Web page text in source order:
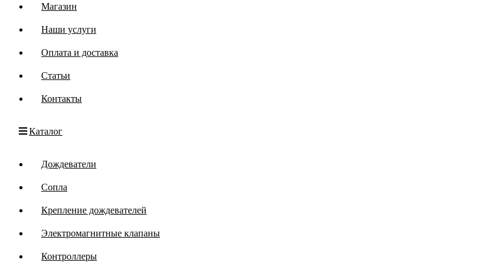
Магазин
Наши услуги
Оплата и доставка
Статьи
Контакты
Каталог
Дождеватели
Сопла
Крепление дождевателей
Электромагнитные клапаны
Контроллеры